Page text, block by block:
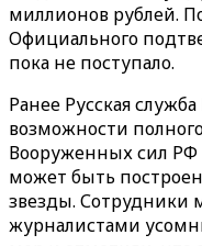
миллионов рублей.
Официального
пока не поступало.
Ранее Русская
возможности
Вооруженных сил РФ
может быть
звезды. Сотрудники
журналистами